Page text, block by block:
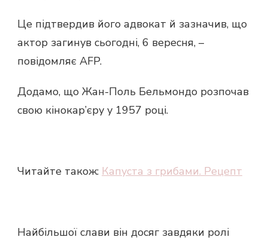
Це підтвердив його адвокат й зазначив, що
актор загинув сьогодні, 6 вересня, –
повідомляє AFP.
Додамо, що Жан-Поль Бельмондо розпочав
свою кінокар’єру у 1957 році.
Читайте також: Капуста з грибами. Рецепт
Найбільшої слави він досяг завдяки ролі